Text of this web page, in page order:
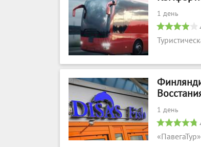
1 день
1 день
«ПавегаТур»